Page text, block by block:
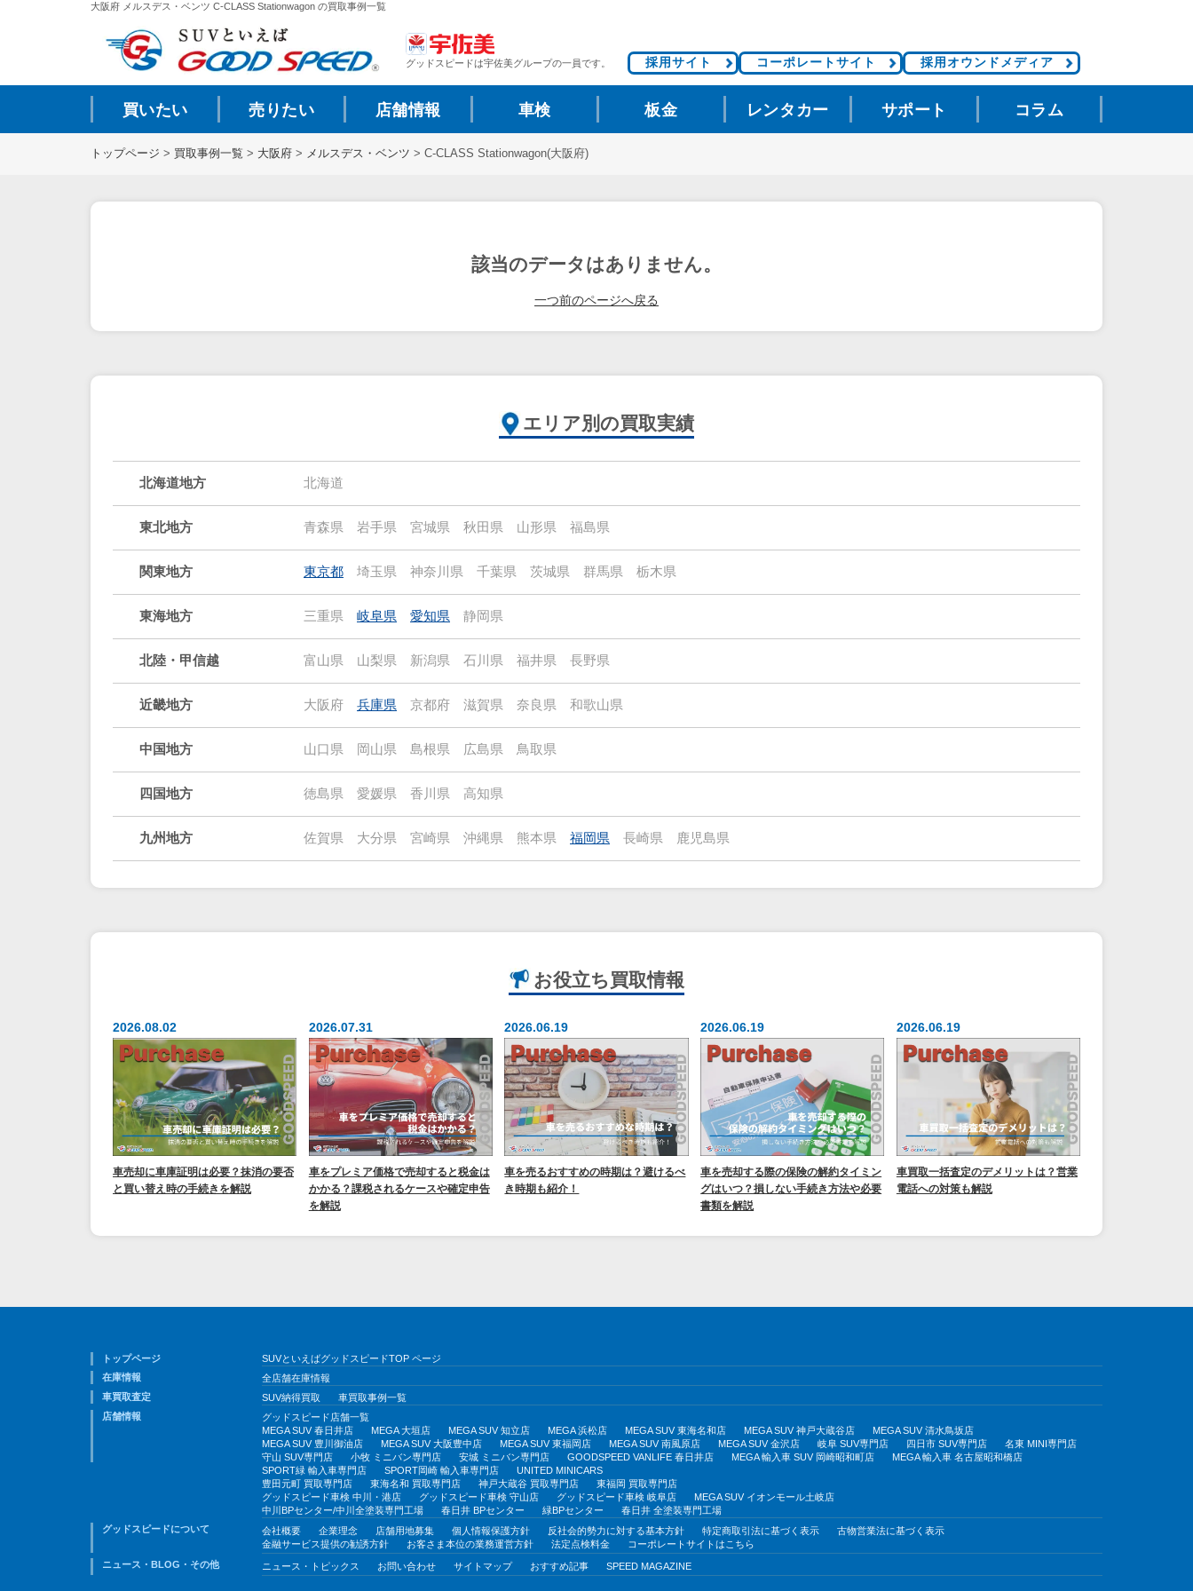
大阪府 メルスデス・ベンツ C-CLASS Stationwagon の買取事例一覧
グッドスピードは宇佐美グループの一員です。 採用サイト コーポレートサイト 採用オウンドメディア
買いたい 売りたい 店舗情報 車検 板金 レンタカー サポート コラム
トップページ > 買取事例一覧 > 大阪府 > メルスデス・ベンツ > C-CLASS Stationwagon(大阪府)
該当のデータはありません。
一つ前のページへ戻る
エリア別の買取実績
北海道地方 北海道
東北地方 青森県 岩手県 宮城県 秋田県 山形県 福島県
関東地方 東京都 埼玉県 神奈川県 千葉県 茨城県 群馬県 栃木県
東海地方 三重県 岐阜県 愛知県 静岡県
北陸・甲信越 富山県 山梨県 新潟県 石川県 福井県 長野県
近畿地方 大阪府 兵庫県 京都府 滋賀県 奈良県 和歌山県
中国地方 山口県 岡山県 島根県 広島県 鳥取県
四国地方 徳島県 愛媛県 香川県 高知県
九州地方 佐賀県 大分県 宮崎県 沖縄県 熊本県 福岡県 長崎県 鹿児島県
お役立ち 買取情報
2026.08.02
車売却に車庫証明は必要？抹消の要否
と買い替え時の手続きを解説
2026.07.31
車をプレミア価格で売却すると税金は
かかる？課税されるケースや確定申告
を解説
2026.06.19
車を売るおすすめの時期は？避けるべ
き時期も紹介！
2026.06.19
車を売却する際の保険の解約タイミン
グはいつ？損しない手続き方法や必要
書類を解説
2026.06.19
車買取一括査定のデメリットは？営業
電話への対策も解説
トップページ
SUVといえばグッドスピードTOP ページ
在庫情報
全店舗在庫情報
車買取査定
SUV納得買取
車買取事例一覧
店舗情報
グッドスピード店舗一覧
MEGA SUV 春日井店
MEGA 大垣店 MEGA SUV 知立店 MEGA 浜松店 MEGA SUV 東海名和店 MEGA SUV 神戸大蔵谷店
MEGA SUV 清水鳥坂店
MEGA SUV 豊川御油店
MEGA SUV 大阪豊中店 MEGA SUV 東福岡店 MEGA SUV 南風原店 MEGA SUV 金沢店 岐阜 SUV専門店 四日市 SUV専門店
名東 MINI専門店
守山 SUV専門店
小牧 ミニバン専門店 安城 ミニバン専門店 GOODSPEED VANLIFE 春日井店 MEGA 輸入車 SUV 岡崎昭和町店
MEGA 輸入車 名古屋昭和橋店
SPORT緑 輸入車専門店
SPORT岡崎 輸入車専門店
UNITED MINICARS
豊田元町 買取専門店
東海名和 買取専門店 神戸大蔵谷 買取専門店
東福岡 買取専門店
グッドスピード車検 中川・港店
グッドスピード車検 守山店 グッドスピード車検 岐阜店
MEGA SUV イオンモール土岐店
中川BPセンター/中川全塗装専門工場
春日井 BPセンター 緑BPセンター
春日井 全塗装専門工場
グッドスピードについて
会社概要 企業理念 店舗用地募集 個人情報保護方針 反社会的勢力に対する基本方針 特定商取引法に基づく表示
古物営業法に基づく表示
金融サービス提供の勧誘方針
お客さま本位の業務運営方針 法定点検料金
コーポレートサイトはこちら
ニュース・BLOG・その他
ニュース・トピックス お問い合わせ サイトマップ おすすめ記事 SPEED MAGAZINE